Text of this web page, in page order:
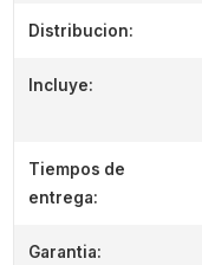
Distribucion:
Incluye:
Tiempos de
entrega:
Garantia: